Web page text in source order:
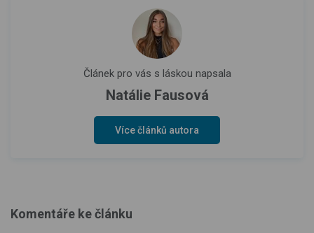
Článek pro vás s láskou napsala
Natálie Fausová
Více článků autora
Komentáře ke článku